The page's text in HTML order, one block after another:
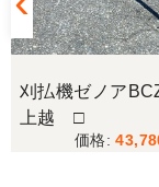
刈払機ゼノア
上越 □